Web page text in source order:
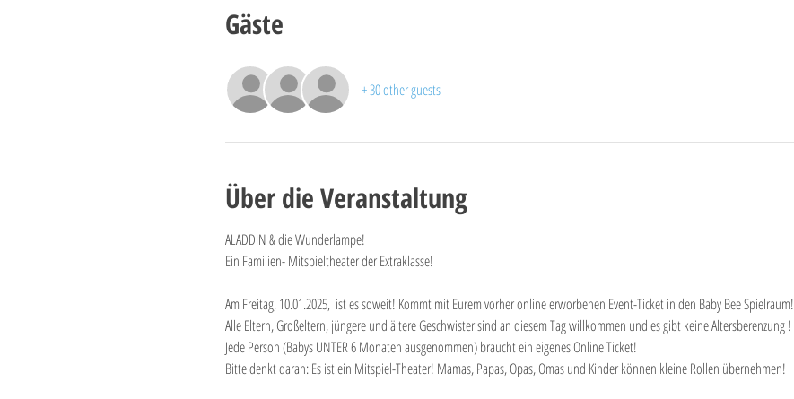
Gäste
+ 30 other guests
Über die Veranstaltung
ALADDIN & die Wunderlampe!
Ein Familien- Mitspieltheater der Extraklasse!
Am Freitag, 10.01.2025, ist es soweit! Kommt mit Eurem vorher online erworbenen Event-Ticket in den Baby Bee Spielraum!
Alle Eltern, Großeltern, jüngere und ältere Geschwister sind an diesem Tag willkommen und es gibt keine Altersberenzung !
Jede Person (Babys UNTER 6 Monaten ausgenommen) braucht ein eigenes Online Ticket!
Bitte denkt daran: Es ist ein Mitspiel-Theater! Mamas, Papas, Opas, Omas und Kinder können kleine Rollen übernehmen!